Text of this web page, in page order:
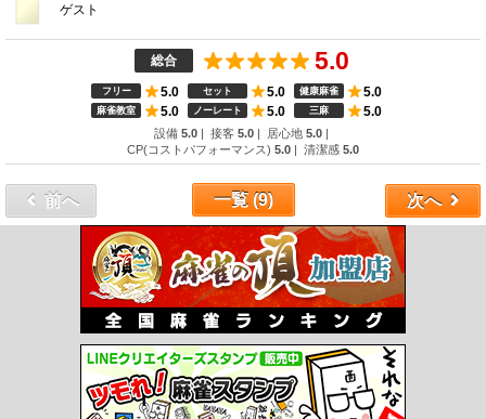
ゲスト
総合 5.0
フリー 5.0 セット 5.0 健康麻雀 5.0
麻雀教室 5.0 ノーレート 5.0 三麻 5.0
設備 5.0 | 接客 5.0 | 居心地 5.0 |
CP(コストパフォーマンス) 5.0 | 清潔感 5.0
前へ 一覧 (9) 次へ